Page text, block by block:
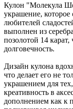
Кулон "Молекула
украшение, которое
любителей
выполнен из
позолотой 14
долговечность.
Дизайн кулона
что делает его не
украшением для
креативность в
дополнением как к